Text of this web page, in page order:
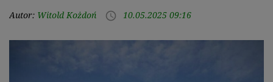
Autor: Witold Kożdoń access_time 10.05.2025 09:16